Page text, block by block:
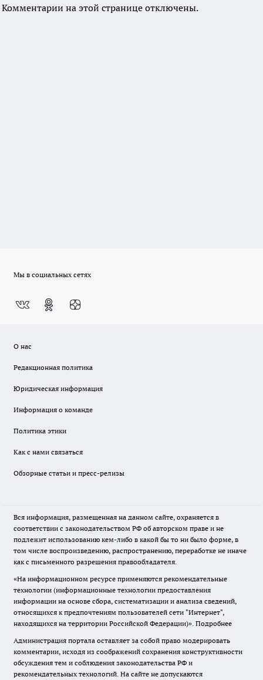
Комментарии на этой странице отключены.
Мы в социальных сетях
О нас
Редакционная политика
Юридическая информация
Информация о команде
Политика этики
Как с нами связаться
Обзорные статьи и пресс-релизы
Вся информация, размещенная на данном сайте, охраняется в
соответствии с законодательством РФ об авторском праве и не
подлежит использованию кем-либо в какой бы то ни было форме, в
том числе воспроизведению, распространению, переработке не иначе
как с письменного разрешения правообладателя.
«На информационном ресурсе применяются рекомендательные
технологии (информационные технологии предоставления
информации на основе сбора, систематизации и анализа сведений,
относящихся к предпочтениям пользователей сети "Интернет",
находящихся на территории Российской Федерации)». Подробнее
Администрация портала оставляет за собой право модерировать
комментарии, исходя из соображений сохранения конструктивности
обсуждения тем и соблюдения законодательства РФ и
рекомендательных технологий. На сайте не допускаются